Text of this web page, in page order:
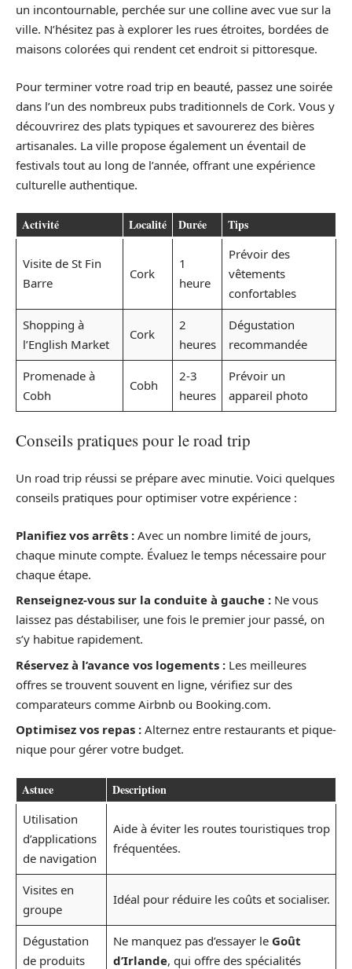
un incontournable, perchée sur une colline avec vue sur la
ville. N’hésitez pas à explorer les rues étroites, bordées de
maisons colorées qui rendent cet endroit si pittoresque.
Pour terminer votre road trip en beauté, passez une soirée
dans l’un des nombreux pubs traditionnels de Cork. Vous y
découvrirez des plats typiques et savourerez des bières
artisanales. La ville propose également un éventail de
festivals tout au long de l’année, offrant une expérience
culturelle authentique.
Activité Localité Durée Tips
Visite de St Fin
Barre
Cork
1
heure
Prévoir des
vêtements
confortables
Shopping à
l’English Market
Cork
2
heures
Dégustation
recommandée
Promenade à
Cobh
Cobh
2-3
heures
Prévoir un
appareil photo
Conseils pratiques pour le road trip
Un road trip réussi se prépare avec minutie. Voici quelques
conseils pratiques pour optimiser votre expérience :
Planifiez vos arrêts : Avec un nombre limité de jours,
chaque minute compte. Évaluez le temps nécessaire pour
chaque étape.
Renseignez-vous sur la conduite à gauche : Ne vous
laissez pas déstabiliser, une fois le premier jour passé, on
s’y habitue rapidement.
Réservez à l’avance vos logements : Les meilleures
offres se trouvent souvent en ligne, vérifiez sur des
comparateurs comme Airbnb ou Booking.com.
Optimisez vos repas : Alternez entre restaurants et pique-
nique pour gérer votre budget.
Astuce Description
Utilisation
d’applications
de navigation
Aide à éviter les routes touristiques trop
fréquentées.
Visites en
groupe
Idéal pour réduire les coûts et socialiser.
Dégustation
de produits
Ne manquez pas d’essayer le Goût
d’Irlande, qui offre des spécialités